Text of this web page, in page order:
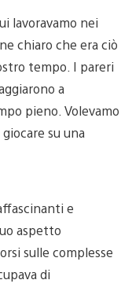
lavoravamo nei
chiaro che era ciò
tempo. I pareri
a
pieno. Volevamo
su una
e
aspetto
sulle complesse
di